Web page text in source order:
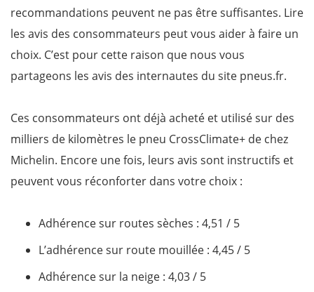
recommandations peuvent ne pas être suffisantes. Lire
les avis des consommateurs peut vous aider à faire un
choix. C’est pour cette raison que nous vous
partageons les avis des internautes du site pneus.fr.
Ces consommateurs ont déjà acheté et utilisé sur des
milliers de kilomètres le pneu CrossClimate+ de chez
Michelin. Encore une fois, leurs avis sont instructifs et
peuvent vous réconforter dans votre choix :
Adhérence sur routes sèches​ : 4,51 / 5
L’adhérence sur route mouillée​ : 4,45 / 5
Adhérence sur la neige : ​4,03 / 5